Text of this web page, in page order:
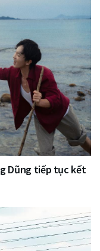
Dũng tiếp tục kết